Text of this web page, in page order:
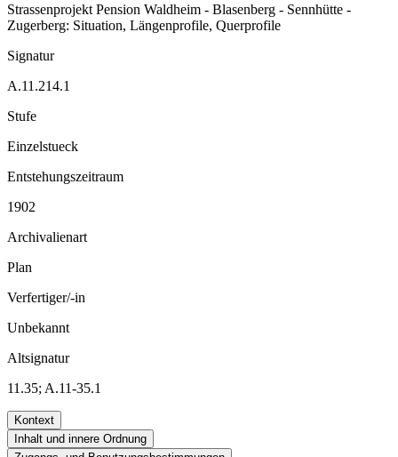
Strassenprojekt Pension Waldheim - Blasenberg - Sennhütte -
Zugerberg: Situation, Längenprofile, Querprofile
Signatur
A.11.214.1
Stufe
Einzelstueck
Entstehungszeitraum
1902
Archivalienart
Plan
Verfertiger/-in
Unbekannt
Altsignatur
11.35; A.11-35.1
Kontext
Inhalt und innere Ordnung